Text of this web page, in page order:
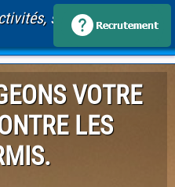
santé, immobilier
VOTRE
LES